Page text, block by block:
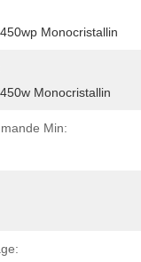
Monocristallin
Monocristallin
Min: